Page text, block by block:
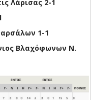
Λάρισας 2-1
1-1
Βλαχόφωνων Ν.